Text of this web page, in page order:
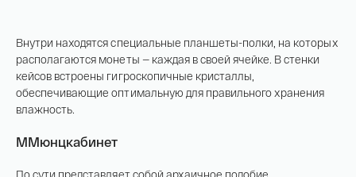
Внутри находятся специальные планшеты-полки, на которых
располагаются монеты — каждая в своей ячейке. В стенки
кейсов встроены гигроскопичные кристаллы,
обеспечивающие оптимальную для правильного хранения
влажность.
ММюнцкабинет